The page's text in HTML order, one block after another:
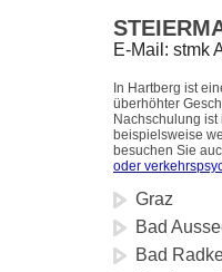
E-Mail: stmk
In Hartberg ist
überhöhter
Nachschulung
beispielsweise
besuchen Sie
oder
Graz
Bad
Bad